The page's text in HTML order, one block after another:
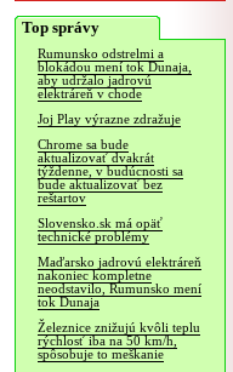
Top správy
Rumunsko odstrelmi a
blokádou mení tok Dunaja,
aby udržalo jadrovú
elektráreň v chode
Joj Play výrazne zdražuje
Chrome sa bude
aktualizovať dvakrát
týždenne, v budúcnosti sa
bude aktualizovať bez
reštartov
Slovensko.sk má opäť
technické problémy
Maďarsko jadrovú elektráreň
nakoniec kompletne
neodstavilo, Rumunsko mení
tok Dunaja
Železnice znižujú kvôli teplu
rýchlosť iba na 50 km/h,
spôsobuje to meškanie